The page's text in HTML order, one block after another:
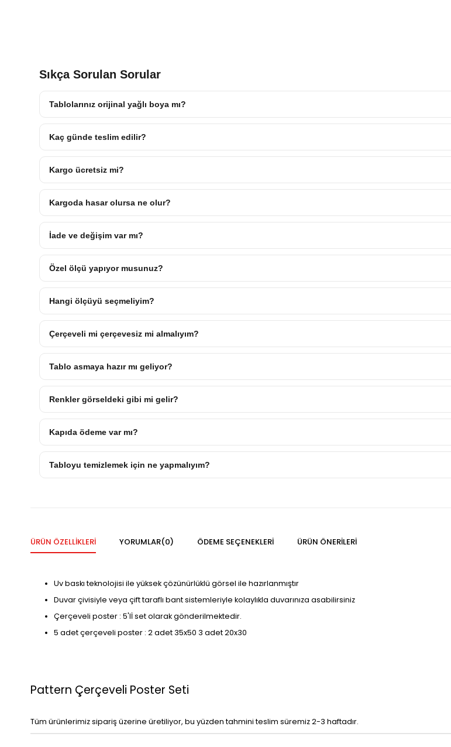
Sıkça Sorulan Sorular
Tablolarınız orijinal yağlı boya mı?
Kaç günde teslim edilir?
Kargo ücretsiz mi?
Kargoda hasar olursa ne olur?
İade ve değişim var mı?
Özel ölçü yapıyor musunuz?
Hangi ölçüyü seçmeliyim?
Çerçeveli mi çerçevesiz mi almalıyım?
Tablo asmaya hazır mı geliyor?
Renkler görseldeki gibi mi gelir?
Kapıda ödeme var mı?
Tabloyu temizlemek için ne yapmalıyım?
ÜRÜN ÖZELLIKLERI YORUMLAR(0) ÖDEME SEÇENEKLERI ÜRÜN ÖNERILERI
Uv baskı teknolojisi ile yüksek çözünürlüklü görsel ile hazırlanmıştır
Duvar çivisiyle veya çift taraflı bant sistemleriyle kolaylıkla duvarınıza asabilirsiniz
Çerçeveli poster : 5'lİ set olarak gönderilmektedir.
5 adet çerçeveli poster : 2 adet 35x50 3 adet 20x30
Pattern Çerçeveli Poster Seti
Tüm ürünlerimiz sipariş üzerine üretiliyor, bu yüzden tahmini teslim süremiz 2-3 haftadır.